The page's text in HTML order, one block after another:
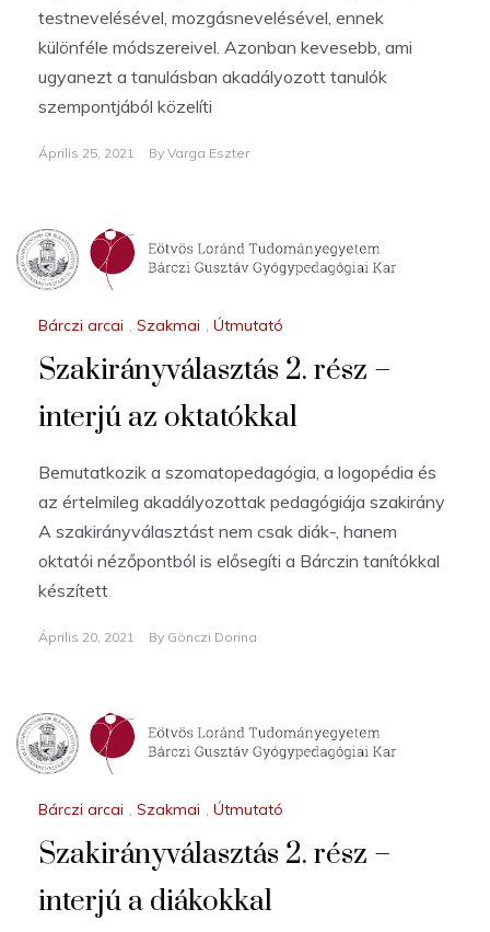
testnevelésével, mozgásnevelésével, ennek
különféle módszereivel. Azonban kevesebb, ami
ugyanezt a tanulásban akadályozott tanulók
szempontjából közelíti
Április 25, 2021 By Varga Eszter
Bárczi arcai , Szakmai , Útmutató
Szakirányválasztás 2. rész –
interjú az oktatókkal
Bemutatkozik a szomatopedagógia, a logopédia és
az értelmileg akadályozottak pedagógiája szakirány
A szakirányválasztást nem csak diák-, hanem
oktatói nézőpontból is elősegíti a Bárczin tanítókkal
készített
Április 20, 2021 By Gönczi Dorina
Bárczi arcai , Szakmai , Útmutató
Szakirányválasztás 2. rész –
interjú a diákokkal